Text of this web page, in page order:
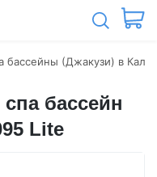
бассейны (Джакузи) в
бассейн
Lite